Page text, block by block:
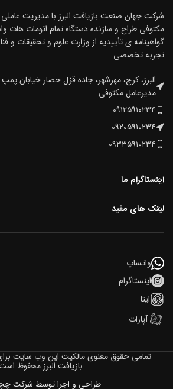
شرکت جهان صنعت بازیافت البرز با مدیریت
مکتوفی طراح و سازنده دستگاه تمام اتومات هات
تجربه تخصصی
البرز، کرج، مهرشهر، جاده قزل حصار خیابان
مدیرعامل مکتوفی
۰۹۱۲۵۹۱۰۲۳۴
09205910234
۰۹۳۳۵۹۱۰۲۳۴
اینستاگرام ما
لینک های مفید
واتساپ
اینستاگرام
ایتا
آپارات
تمامی حقوق معنوی مالکیت این وب‌ سایت
بازیافت البرز محفوظ
طراحی و اجرا توسط شرکت